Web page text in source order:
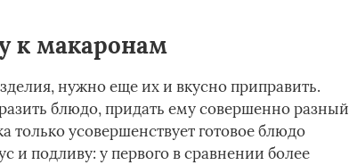
к макаронам
нужно еще их и вкусно приправить.
блюдо, придать ему совершенно разный
только усовершенствует готовое блюдо
и подливу: у первого в сравнении более